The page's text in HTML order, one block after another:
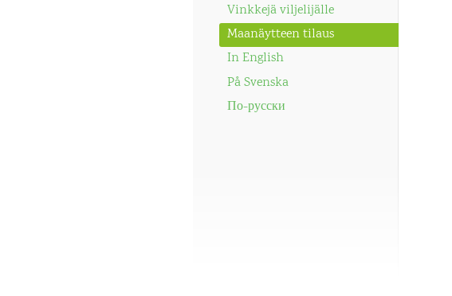
Vinkkejä viljelijälle
Maanäytteen tilaus
In English
På Svenska
По-русски